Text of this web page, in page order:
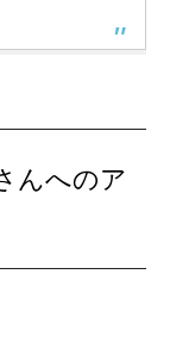
んへのア